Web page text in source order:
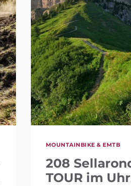
MOUNTAINBIKE & EMTB
208
TOUR im